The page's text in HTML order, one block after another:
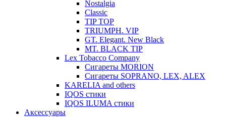
Nostalgia
Classic
TIP TOP
TRIUMPH. VIP
GT. Elegant. New Black
MT. BLACK TIP
Lex Tobacco Company
Сигареты MORION
Сигареты SOPRANO, LEX, ALEX
KARELIA and others
IQOS стики
IQOS ILUMA стики
Аксессуары